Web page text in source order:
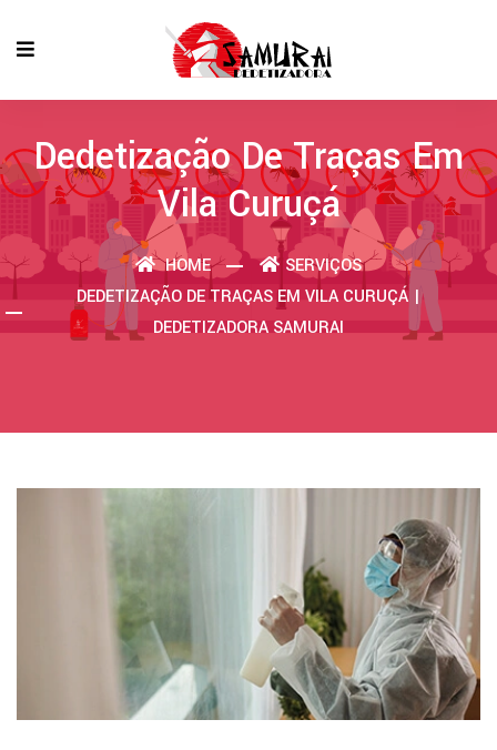
Dedetização De Traças Em
Vila Curuçá
HOME
SERVIÇOS
DEDETIZAÇÃO DE TRAÇAS EM VILA CURUÇÁ |
DEDETIZADORA SAMURAI